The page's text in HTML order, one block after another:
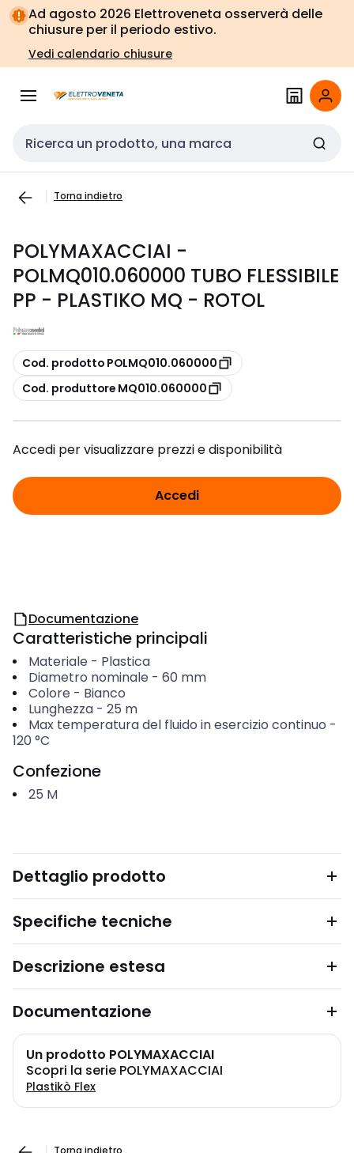
Vai alla
navigazione
Vai
alla
pagina
Ad agosto 2026 Elettroveneta osserverà delle
chiusure per il periodo estivo.
Vedi calendario chiusure
Cerca input
Torna indietro
POLYMAXACCIAI -
POLMQ010.060000 TUBO FLESSIBILE
PP - PLASTIKO MQ - ROTOL
copia
Cod. prodotto POLMQ010.060000
copia
Cod. produttore MQ010.060000
Accedi per visualizzare prezzi e disponibilità
Accedi
Documentazione
Caratteristiche principali
Materiale - Plastica
Diametro nominale - 60 mm
Colore - Bianco
Lunghezza- 25 m
Max temperatura del fluido in esercizio continuo -
120 °C
Confezione
25 M
Dettaglio prodotto
Specifiche tecniche
Descrizione estesa
Documentazione
Un prodotto POLYMAXACCIAI
Scopri la serie POLYMAXACCIAI
Plastikò Flex
Torna indietro